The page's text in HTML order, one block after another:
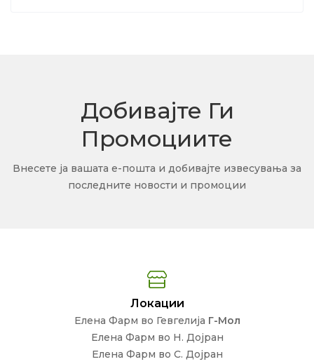
Добивајте Ги
Промоциите
Внесете ја вашата е-пошта и добивајте извесувања за
последните новости и промоции
Локации
Елена Фарм во Гевгелија Г-Мол
Елена Фарм во Н. Дојран
Елена Фарм во С. Дојран